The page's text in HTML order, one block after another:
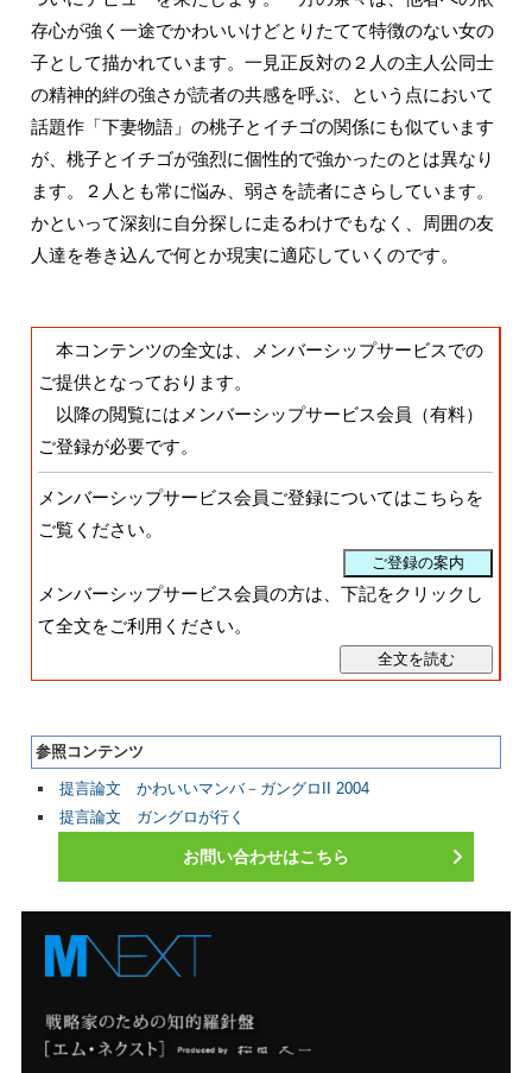
存心が強く一途でかわいいけどとりたてて特徴のない女の
子として描かれています。一見正反対の２人の主人公同士
の精神的絆の強さが読者の共感を呼ぶ、という点において
話題作「下妻物語」の桃子とイチゴの関係にも似ています
が、桃子とイチゴが強烈に個性的で強かったのとは異なり
ます。２人とも常に悩み、弱さを読者にさらしています。
かといって深刻に自分探しに走るわけでもなく、周囲の友
人達を巻き込んで何とか現実に適応していくのです。
本コンテンツの全文は、メンバーシップサービスでの
ご提供となっております。
以降の閲覧にはメンバーシップサービス会員（有料）
ご登録が必要です。
メンバーシップサービス会員ご登録についてはこちらを
ご覧ください。
メンバーシップサービス会員の方は、下記をクリックし
て全文をご利用ください。
参照コンテンツ
提言論文 かわいいマンバ－ガングロII 2004
提言論文 ガングロが行く
お問い合わせはこちら